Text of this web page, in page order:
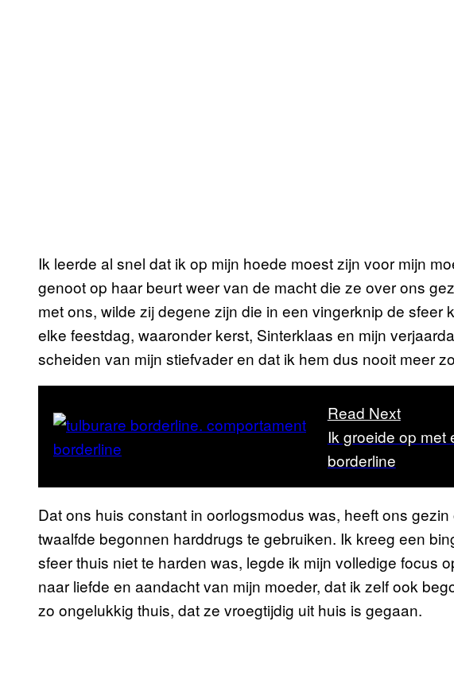
Ik leerde al snel dat ik op mijn hoede moest zijn voor mijn
genoot op haar beurt weer van de macht die ze over ons
met ons, wilde zij degene zijn die in een vingerknip de sfeer
elke feestdag, waaronder kerst, Sinterklaas en mijn
scheiden van mijn stiefvader en dat ik hem dus nooit meer
Read Next
Ik groeide op met
borderline
Dat ons huis constant in oorlogsmodus was, heeft ons
twaalfde begonnen harddrugs te gebruiken. Ik kreeg een
sfeer thuis niet te harden was, legde ik mijn volledige focus
naar liefde en aandacht van mijn moeder, dat ik zelf ook
zo ongelukkig thuis, dat ze vroegtijdig uit huis is gegaan.